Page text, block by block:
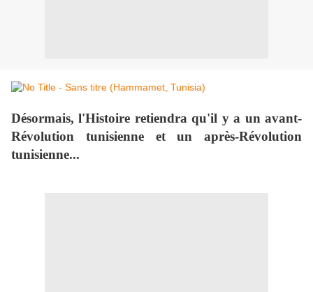
Désormais, l'Histoire retiendra qu'il y a un avant-
Révolution tunisienne et un après-Révolution
tunisienne...